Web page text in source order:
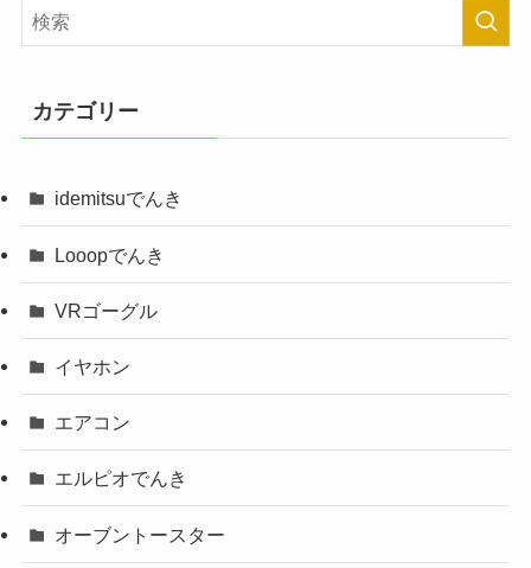
カテゴリー
idemitsuでんき
Looopでんき
VRゴーグル
イヤホン
エアコン
エルピオでんき
オーブントースター